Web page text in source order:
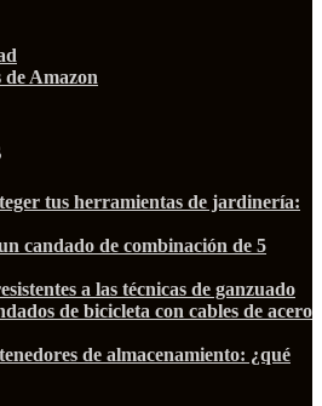
de Amazon
tus herramientas de jardinería:
candado de combinación de 5
a las técnicas de ganzuado
de bicicleta con cables de acero
de almacenamiento: ¿qué